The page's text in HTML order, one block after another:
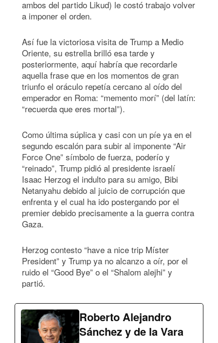
ambos del partido Likud) le costó trabajo volver
a imponer el orden.
Así fue la victoriosa visita de Trump a Medio
Oriente, su estrella brilló esa tarde y
posteriormente, aquí habría que recordarle
aquella frase que en los momentos de gran
triunfo el oráculo repetía cercano al oído del
emperador en Roma: “memento morí” (del latín:
“recuerda que eres mortal”).
Como última súplica y casi con un píe ya en el
segundo escalón para subir al imponente “Air
Force One” símbolo de fuerza, poderío y
“reinado”, Trump pidió al presidente israelí
Isaac Herzog el indulto para su amigo, Bibi
Netanyahu debido al juicio de corrupción que
enfrenta y el cual ha ido postergando por el
premier debido precisamente a la guerra contra
Gaza.
Herzog contesto “have a nice trip Míster
President” y Trump ya no alcanzo a oír, por el
ruido el “Good Bye” o el “Shalom alejhi” y
partió.
Roberto Alejandro
Sánchez y de la Vara